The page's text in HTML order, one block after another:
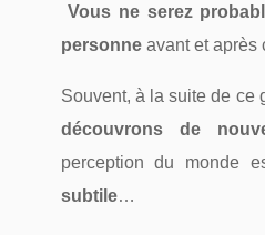
Vous ne serez
personneavant et après
Souvent, à la suite de ce
découvrons de
perception du monde
subtile…